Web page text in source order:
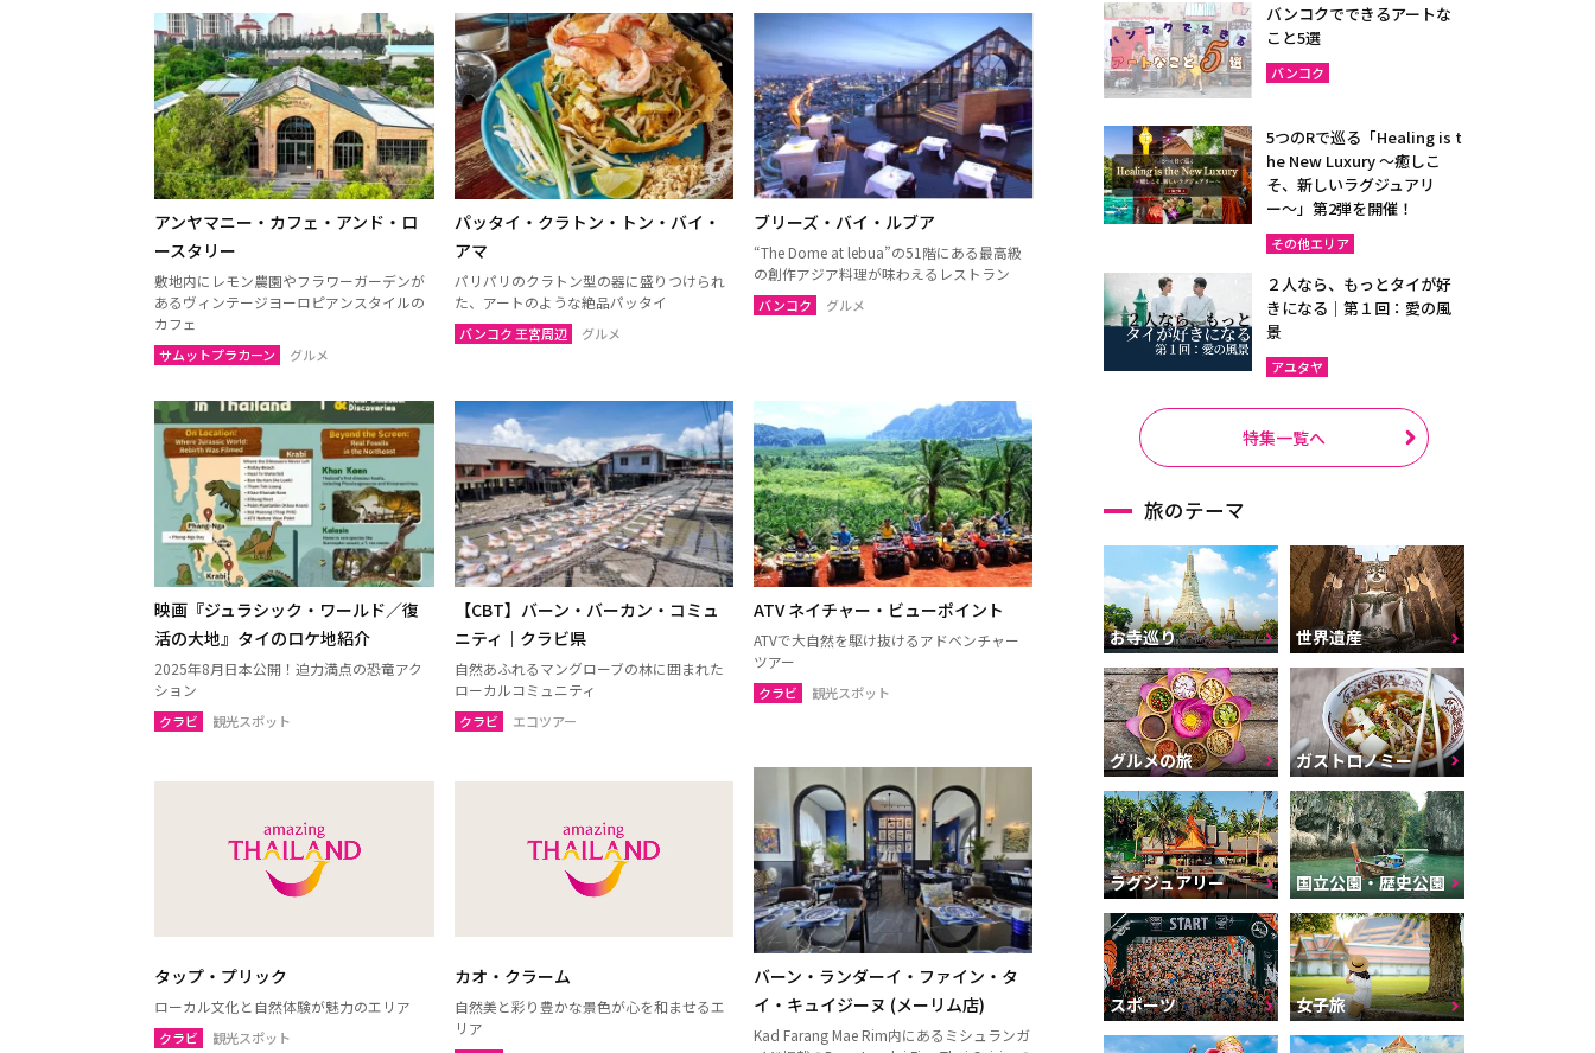
ターク
カンペーンペット
ピッサヌローク
ナコーンサワン
ナーン
パヤオ
プレー
ペッチャブーン
ピチット
ウッタラディット
ウタイターニー
ウドーンターニー コーンケーン
ナコーンラーチャシーマー
（コラート）
ウボンラーチャターニー
カラシン ルーイ
サコンナコーン
ノーンブアランプー
ブンカーン
ムックダーハーン
ローイエット
マハーサーラカーム
ブリーラム
ヤソートーン
シーサケート
アムナートチャルーン
スリン
チャイヤプーム
北イサーン
南イサーン
パタヤ（チョンブリー） トラート
ラヨーン（サメット島）
チャンタブリー
サケーオ
チャチューンサオ
ナコーンナーヨック サムットプラカーン
アユタヤ
ナコーンパトム
カンチャナブリー
ホアヒン（プラチュアッブキリカ
ン）
チャアム（ペッチャブリー）
アーントーン
チャイナート
パトゥムターニー
サムットサーコーン
サラブリー
シンブリー
スパンブリー
アンヤマニー・カフェ・アンド・ロ
ースタリー
敷地内にレモン農園やフラワーガーデンが
あるヴィンテージヨーロピアンスタイルの
カフェ
サムットプラカーン グルメ
パッタイ・クラトン・トン・バイ・
アマ
パリパリのクラトン型の器に盛りつけられ
た、アートのような絶品パッタイ
バンコク 王宮周辺 グルメ
ブリーズ・バイ・ルブア
“The Dome at lebua”の51階にある最高級
の創作アジア料理が味わえるレストラン
バンコク グルメ
映画『ジュラシック・ワールド／復
活の大地』タイのロケ地紹介
2025年8月日本公開！迫力満点の恐竜アク
ション
クラビ 観光スポット
【CBT】バーン・バーカン・コミュ
ニティ｜クラビ県
自然あふれるマングローブの林に囲まれた
ローカルコミュニティ
クラビ エコツアー
ATV ネイチャー・ビューポイント
ATVで大自然を駆け抜けるアドベンチャー
ツアー
クラビ 観光スポット
タップ・プリック
ローカル文化と自然体験が魅力のエリア
クラビ 観光スポット
カオ・クラーム
自然美と彩り豊かな景色が心を和ませるエ
リア
バーン・ランダーイ・ファイン・タ
イ・キュイジーヌ (メーリム店)
Kad Farang Mae Rim内にあるミシュランガ
バンコクでできるアートな
こと5選
バンコク
5つのRで巡る「Healing is t
he New Luxury ～癒しこ
そ、新しいラグジュアリ
ー〜」第2弾を開催！
その他エリア
２人なら、もっとタイが好
きになる｜第１回：愛の風
景
アユタヤ
特集一覧へ
旅のテーマ
お寺巡り 世界遺産
グルメの旅 ガストロノミー
ラグジュアリー 国立公園・歴史公園
スポーツ 女子旅